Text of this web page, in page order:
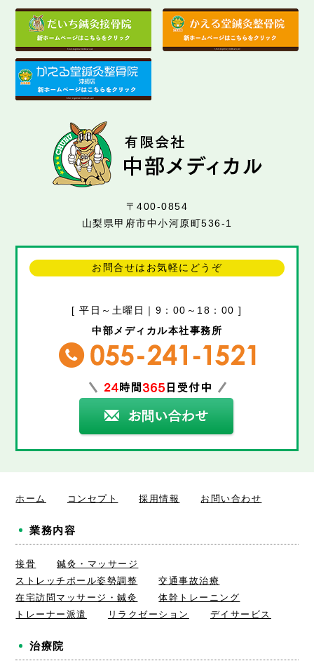
〒400-0854
山梨県甲府市中小河原町536-1
お問合せはお気軽にどうぞ
[ 平日～土曜日｜9：00～18：00 ]
中部メディカル本社事務所
ホーム コンセプト 採用情報 お問い合わせ
業務内容
接骨
鍼灸・マッサージ
ストレッチポール姿勢調整
交通事故治療
在宅訪問マッサージ・鍼灸
体幹トレーニング
トレーナー派遣
リラクゼーション デイサービス
治療院